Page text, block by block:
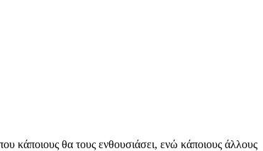
κάποιους θα τους ενθουσιάσει, ενώ κάποιους άλλους